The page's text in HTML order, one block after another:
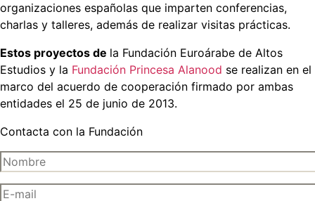
organizaciones españolas que imparten conferencias,
charlas y talleres, además de realizar visitas prácticas.
Estos proyectos de la Fundación Euroárabe de Altos
Estudios y la Fundación Princesa Alanood se realizan en el
marco del acuerdo de cooperación firmado por ambas
entidades el 25 de junio de 2013.
Contacta con la Fundación